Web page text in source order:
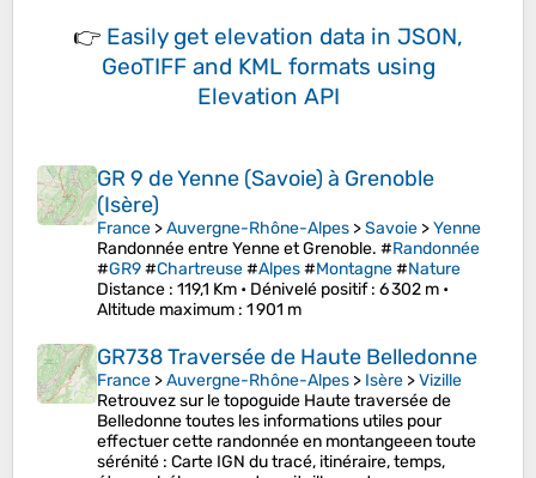
👉 Easily get elevation data in JSON,
GeoTIFF and KML formats using
Elevation API
GR 9 de Yenne (Savoie) à Grenoble
(Isère)
France >Auvergne-Rhône-Alpes >Savoie >Yenne
Randonnée entre Yenne et Grenoble. #Randonnée
#GR9#Chartreuse#Alpes#Montagne#Nature
Distance : 119,1 Km • Dénivelé positif: 6 302 m •
Altitude maximum : 1 901 m
GR738 Traversée de Haute Belledonne
France >Auvergne-Rhône-Alpes > Isère >Vizille
Retrouvez sur le topoguide Haute traversée de
Belledonne toutes les informations utiles pour
effectuer cette randonnée en montangeeen toute
sérénité : Carte IGN du tracé, itinéraire, temps,